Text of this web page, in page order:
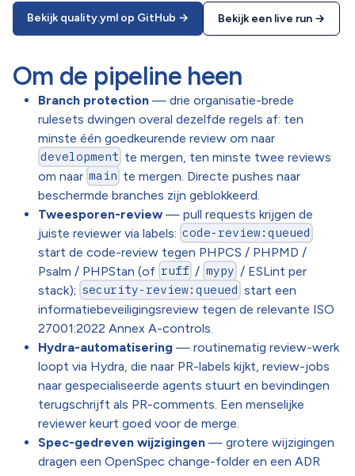
Bekijk quality.yml op GitHub → Bekijk een live run →
Om de pipeline heen
Branch protection — drie organisatie-brede
rulesets dwingen overal dezelfde regels af: ten
minste één goedkeurende review om naar
development te mergen, ten minste twee reviews
om naar main te mergen. Directe pushes naar
beschermde branches zijn geblokkeerd.
Tweesporen-review — pull requests krijgen de
juiste reviewer via labels: code-review:queued
start de code-review tegen PHPCS / PHPMD /
Psalm / PHPStan (of ruff / mypy / ESLint per
stack); security-review:queued start een
informatiebeveiligingsreview tegen de relevante ISO
27001:2022 Annex A-controls.
Hydra-automatisering — routinematig review-werk
loopt via Hydra, die naar PR-labels kijkt, review-jobs
naar gespecialiseerde agents stuurt en bevindingen
terugschrijft als PR-comments. Een menselijke
reviewer keurt goed voor de merge.
Spec-gedreven wijzigingen — grotere wijzigingen
dragen een OpenSpec change-folder en een ADR